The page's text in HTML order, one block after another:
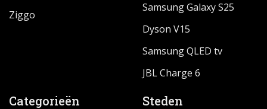
Ziggo
Samsung Galaxy S25
Dyson V15
Samsung QLED tv
JBL Charge 6
Categorieën Steden